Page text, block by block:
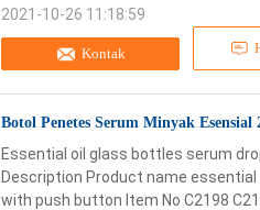
Kontak
2021-10-26 11:18:59
Botol Penetes Serum Minyak
Essential oil glass bottles serum
Description Product name
with push button Item No C2198